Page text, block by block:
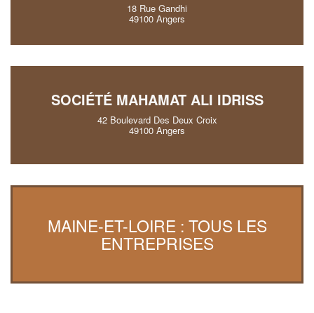
18 Rue Gandhi
49100 Angers
SOCIÉTÉ MAHAMAT ALI IDRISS
42 Boulevard Des Deux Croix
49100 Angers
MAINE-ET-LOIRE : TOUS LES
ENTREPRISES